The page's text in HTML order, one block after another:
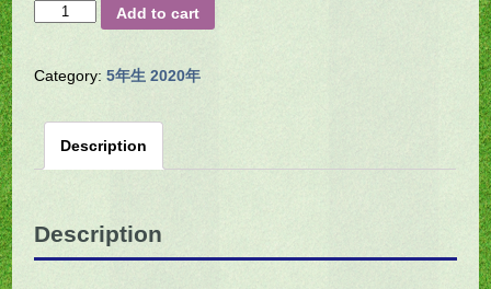
H23-
quantity
Add to cart
Category:5年生 2020年
Description
Description